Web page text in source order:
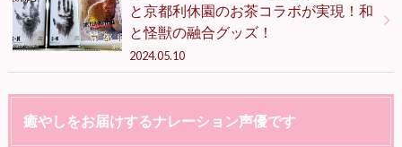
と京都利休園のお茶コラボが実現！和
と怪獣の融合グッズ！
2024.05.10
癒やしをお届けするナレーション声優です